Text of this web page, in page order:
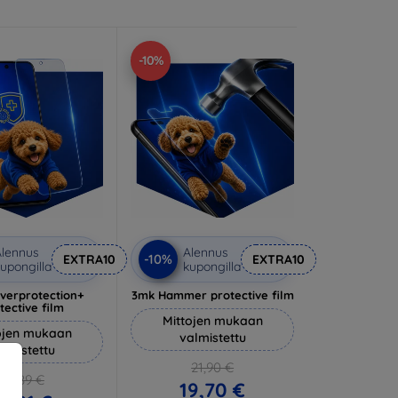
EXTRA10
film
mukaan
20,89 €
-10%
-10%
Alennus
kupongilla
EXTRA10
3mk Hammer protective film
Mittojen mukaan
valmistettu
21,90 €
19,70 €